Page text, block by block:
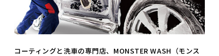
コーティングと洗車の専門店、MONSTER WASH（モンス